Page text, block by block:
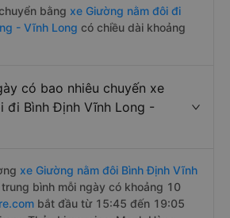
bằng xe Giường nằm đôi đi
- Vĩnh Long có chiều dài khoảng
có bao nhiêu chuyến xe
đi Bình Định Vĩnh Long -
xe Giường nằm đôi Bình Định Vĩnh
trung bình mỗi ngày có khoảng 10
bắt đầu từ 15:45 đến 19:05